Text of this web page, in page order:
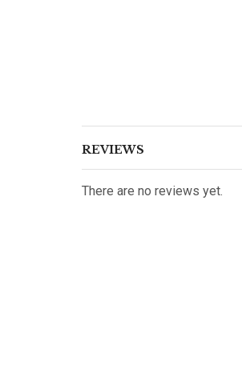
REVIEWS
There are no reviews yet.